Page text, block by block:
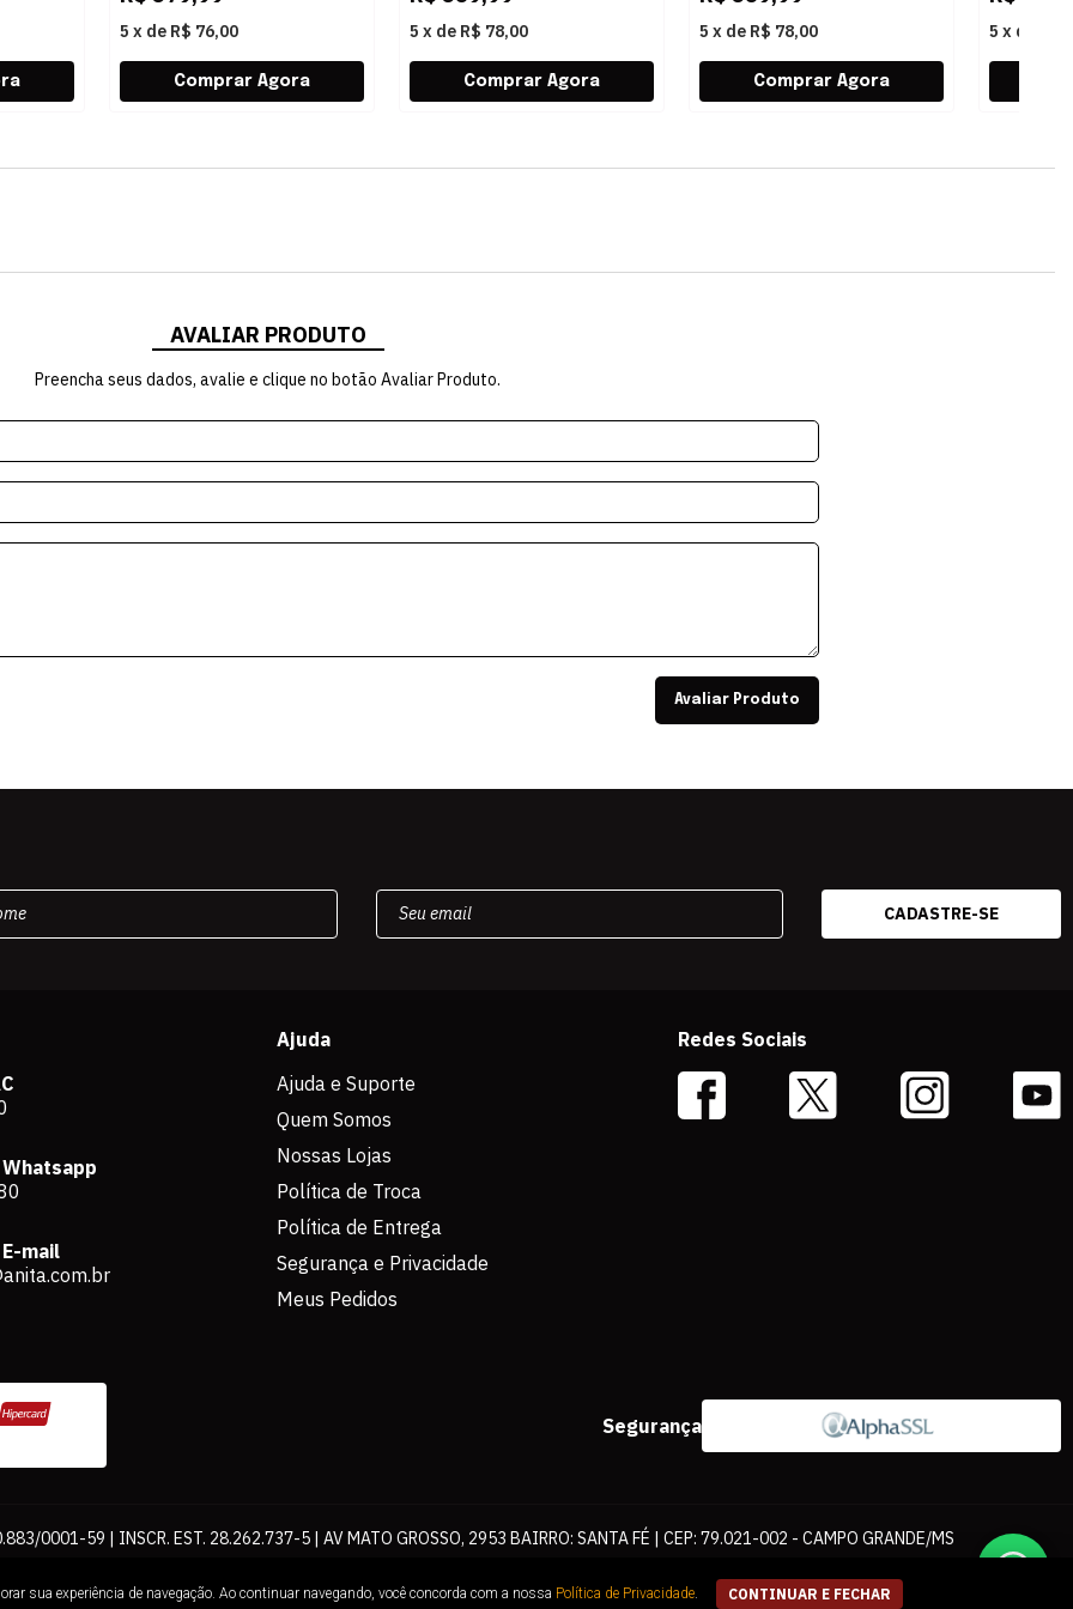
5 x de R$ 76,00 5 x de R$ 78,00 5 x de R$ 78,00 5 x de
AVALIAR PRODUTO
Preencha seus dados, avalie e clique no botão Avaliar Produto.
Avaliar Produto
mail
Ajuda
Ajuda e Suporte
Quem Somos
Nossas Lojas
Política de Troca
Política de Entrega
Segurança e Privacidade
Meus Pedidos
Redes Sociais
Segurança
0001-59 | INSCR. EST. 28.262.737-5 | AV MATO GROSSO, 2953 BAIRRO: SANTA FÉ | CEP: 79.021-002 - CAMPO GRANDE/MS
Loja. É proibida a utilização total ou parcial sem nossa autorização.
sua experiência de navegação. Ao continuar navegando, você concorda com a nossa Política de Privacidade CONTINUAR E FECHAR